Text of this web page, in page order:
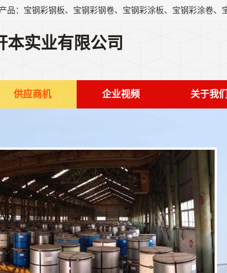
本实业有限公司
供应商机 企业视频 关于我们